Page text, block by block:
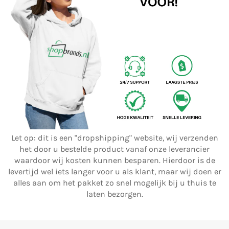
Let op: dit is een "dropshipping" website, wij verzenden
het door u bestelde product vanaf onze leverancier
waardoor wij kosten kunnen besparen. Hierdoor is de
levertijd wel iets langer voor u als klant, maar wij doen er
alles aan om het pakket zo snel mogelijk bij u thuis te
laten bezorgen.